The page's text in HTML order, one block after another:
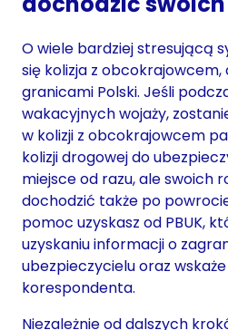
O wiele bardziej stresującą
się kolizja z obcokrajowcem,
granicami Polski. Jeśli
wakacyjnych wojaży,
w kolizji z obcokrajowcem
kolizji drogowej do
miejsce od razu, ale swoich
dochodzić także po
pomoc uzyskasz od PBUK,
uzyskaniu informacji o
ubezpieczycielu oraz
korespondenta.
Niezależnie od dalszych